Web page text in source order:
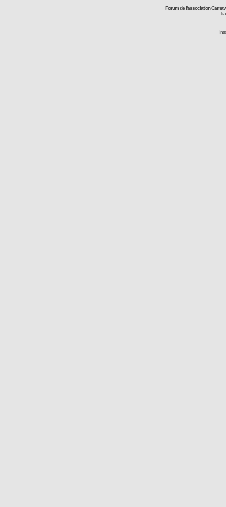
Forum de l'association